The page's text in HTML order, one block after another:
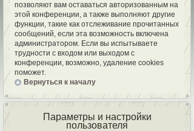
позволяют вам оставаться авторизованным на
этой конференции, а также выполняют другие
функции, такие как отслеживание прочитанных
сообщений, если эта возможность включена
администратором. Если вы испытываете
трудности с входом или выходом с
конференции, возможно, удаление cookies
поможет.
Вернуться к началу
Параметры и настройки
пользователя